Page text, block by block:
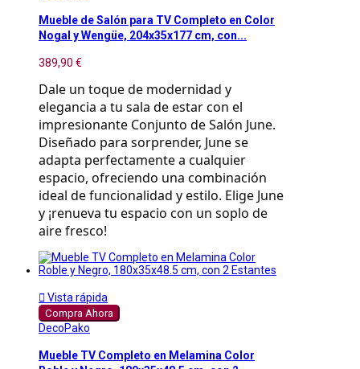
Mueble de Salón para TV Completo en Color
Nogal y Wengüe, 204x35x177 cm, con...
389,90 €
Dale un toque de modernidad y
elegancia a tu sala de estar con el
impresionante Conjunto de Salón June.
Diseñado para sorprender, June se
adapta perfectamente a cualquier
espacio, ofreciendo una combinación
ideal de funcionalidad y estilo. Elige June
y ¡renueva tu espacio con un soplo de
aire fresco!
 Vista rápida
Compra Ahora
DecoPako
Mueble TV Completo en Melamina Color